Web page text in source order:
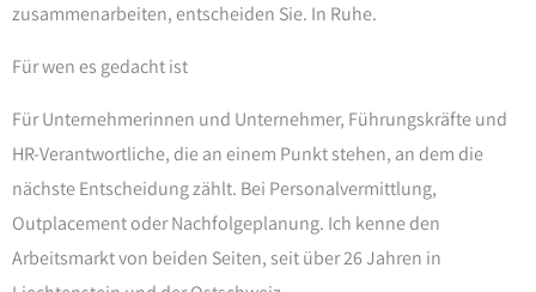
zusammenarbeiten, entscheiden Sie. In Ruhe.
Für wen es gedacht ist
Für Unternehmerinnen und Unternehmer, Führungskräfte und
HR-Verantwortliche, die an einem Punkt stehen, an dem die
nächste Entscheidung zählt. Bei Personalvermittlung,
Outplacement oder Nachfolgeplanung. Ich kenne den
Arbeitsmarkt von beiden Seiten, seit über 26 Jahren in